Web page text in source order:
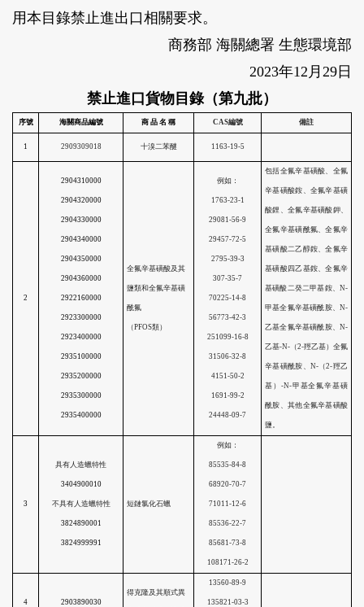
用本目錄禁止進出口相關要求。
商務部 海關總署 生態環境部
2023年12月29日
禁止進口貨物目錄（第九批）